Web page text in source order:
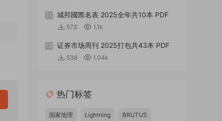
11 城邦國際名表 2025全年共10本 PDF
573 1.1k
12 证券市场周刊 2025打包共43本 PDF
538 1.04k
热门标签
国家地理 Lightning BRUTUS